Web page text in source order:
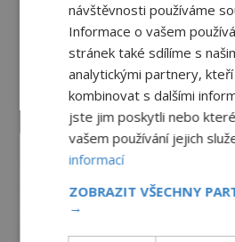
návštěvnosti používáme
Informace o vašem
stránek také sdílíme s
analytickými partnery,
kombinovat s dalšími
jste jim poskytli nebo
vašem používání jejich
informací
ZOBRAZIT VŠECHNY
→